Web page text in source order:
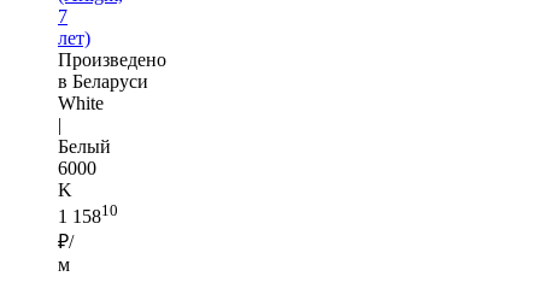
7
лет)
Произведено
в Беларуси
White
|
Белый
6000
K
1 15810
₽/
м